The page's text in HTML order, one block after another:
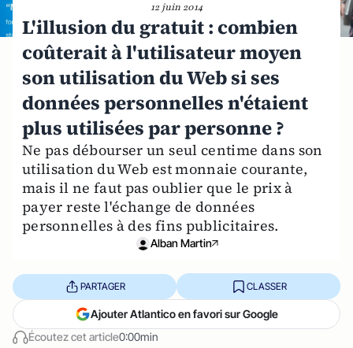
12 juin 2014
L'illusion du gratuit : combien
coûterait à l'utilisateur moyen
son utilisation du Web si ses
données personnelles n'étaient
plus utilisées par personne ?
Ne pas débourser un seul centime dans son
utilisation du Web est monnaie courante,
mais il ne faut pas oublier que le prix à
payer reste l'échange de données
personnelles à des fins publicitaires.
Alban Martin
Écoutez cet article0:00min
PARTAGER CLASSER
Ajouter Atlantico en favori sur Google